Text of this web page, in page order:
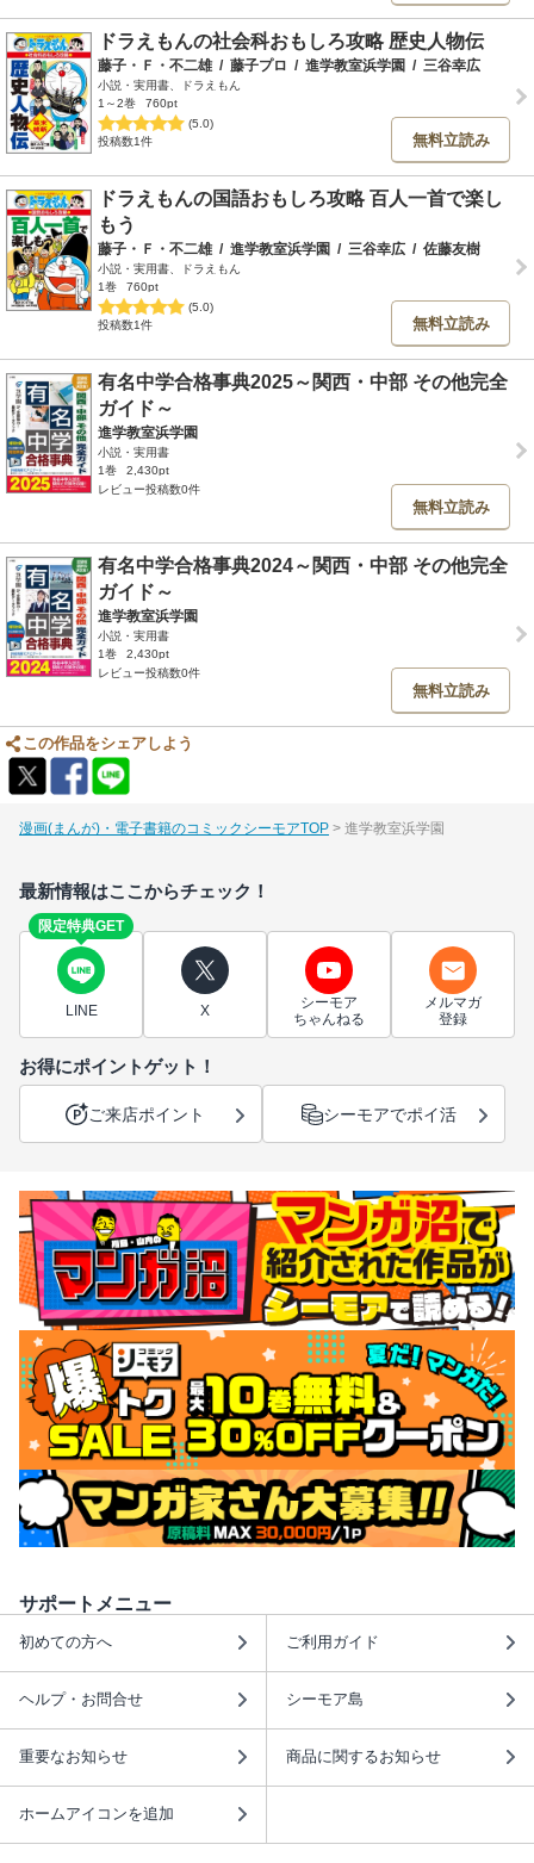
ドラえもんの社会科おもしろ攻略 歴史人物伝
藤子・Ｆ・不二雄 / 藤子プロ / 進学教室浜学園 / 三谷幸広
小説・実用書、ドラえもん
1～2巻
760pt
(5.0)
投稿数1件
無料立読み
ドラえもんの国語おもしろ攻略 百人一首で楽し
もう
藤子・Ｆ・不二雄 / 進学教室浜学園 / 三谷幸広 / 佐藤友樹
小説・実用書、ドラえもん
1巻
760pt
(5.0)
投稿数1件
無料立読み
有名中学合格事典2025～関西・中部 その他完全
ガイド～
進学教室浜学園
小説・実用書
1巻
2,430pt
レビュー投稿数0件
無料立読み
有名中学合格事典2024～関西・中部 その他完全
ガイド～
進学教室浜学園
小説・実用書
1巻
2,430pt
レビュー投稿数0件
無料立読み
この作品をシェアしよう
漫画(まんが)・電子書籍のコミックシーモアTOP 進学教室浜学園
最新情報はここからチェック！
限定特典GET
LINE X
シーモア
ちゃんねる
メルマガ
登録
お得にポイントゲット！
ご来店ポイント シーモアでポイ活
サポートメニュー
初めての方へ ご利用ガイド
ヘルプ・お問合せ シーモア島
重要なお知らせ 商品に関するお知らせ
ホームアイコンを追加